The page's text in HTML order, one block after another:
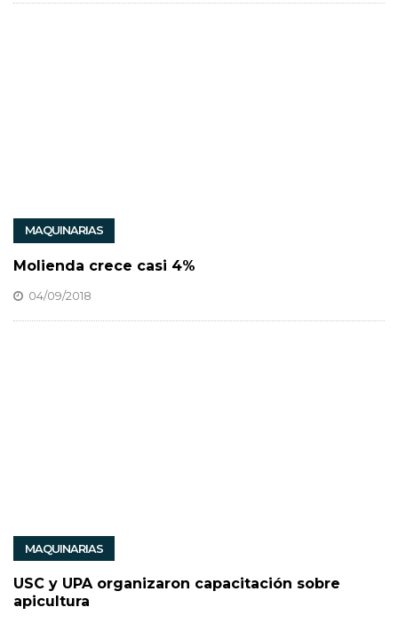
MAQUINARIAS
Molienda crece casi 4%
04/09/2018
MAQUINARIAS
USC y UPA organizaron capacitación sobre
apicultura